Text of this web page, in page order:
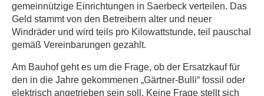
gemeinnützige Einrichtungen in Saerbeck verteilen. Das
Geld stammt von den Betreibern alter und neuer
Windräder und wird teils pro Kilowattstunde, teil pauschal
gemäß Vereinbarungen gezahlt.
Am Bauhof geht es um die Frage, ob der Ersatzkauf für
den in die Jahre gekommenen „Gärtner-Bulli“ fossil oder
elektrisch angetrieben sein soll. Keine Frage stellt sich